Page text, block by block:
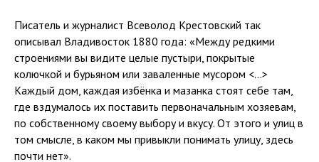
Писатель и журналист Всеволод Крестовский так
описывал Владивосток 1880 года: «Между редкими
строениями вы видите целые пустыри, покрытые
колючкой и бурьяном или заваленные мусором <…>
Каждый дом, каждая избёнка и мазанка стоят себе там,
где вздумалось их поставить первоначальным хозяевам,
по собственному своему выбору и вкусу. От этого и улиц в
том смысле, в каком мы привыкли понимать улицу, здесь
почти нет».